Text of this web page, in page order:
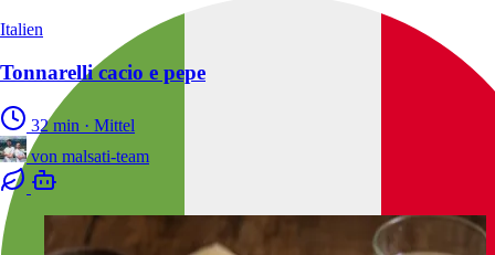
Italien
Tonnarelli cacio e pepe
32 min · Mittel
von malsati-team